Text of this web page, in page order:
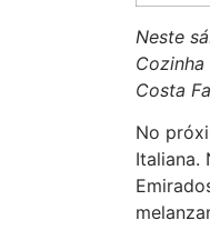
Neste
Costa
No
Italiana.